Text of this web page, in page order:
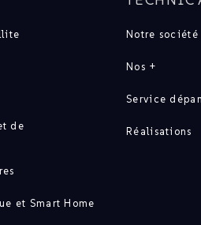
de
et Smart Home
Notre société
Nos +
Service
Réalisations